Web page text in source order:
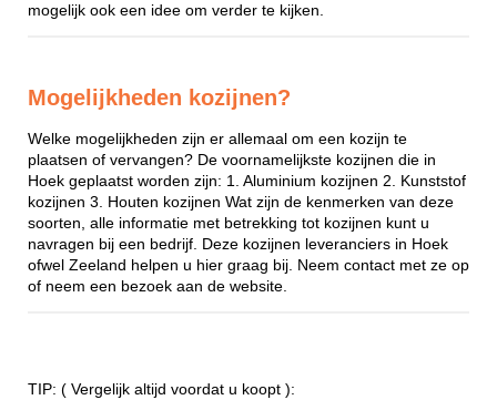
mogelijk ook een idee om verder te kijken.
Mogelijkheden kozijnen?
Welke mogelijkheden zijn er allemaal om een kozijn te
plaatsen of vervangen? De voornamelijkste kozijnen die in
Hoek geplaatst worden zijn: 1. Aluminium kozijnen 2. Kunststof
kozijnen 3. Houten kozijnen Wat zijn de kenmerken van deze
soorten, alle informatie met betrekking tot kozijnen kunt u
navragen bij een bedrijf. Deze kozijnen leveranciers in Hoek
ofwel Zeeland helpen u hier graag bij. Neem contact met ze op
of neem een bezoek aan de website.
TIP: ( Vergelijk altijd voordat u koopt ):